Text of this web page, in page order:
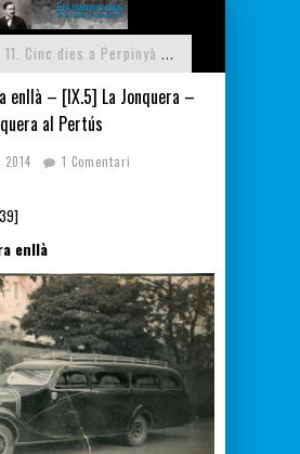
11. Cinc dies a Perpinyà - [XI.1] Cursa d'obstacles - [XI.2] Primera nit de Perpinyà
[X.4] Carrers del Voló - [X.5] Els primers amics - [X.6] Il·lusió d'infant - [X.7] Cap a Perpinyà
enllà – [IX.5] La Jonquera –
al Pertús
1 Comentari
enllà